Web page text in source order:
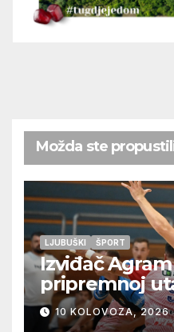
Možda ste
LJUBUŠKI ŠPORT
Izviđač
pripremnoj
Metković
10 KOLOVOZA, 2026